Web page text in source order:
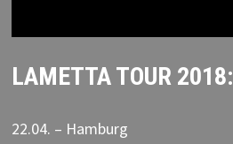
LAMETTA TOUR 2018:
22.04. – Hamburg